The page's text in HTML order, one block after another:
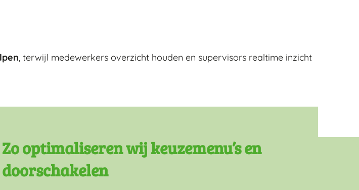
, terwijl medewerkers overzicht houden en supervisors realtime inzicht
Zo optimaliseren wij keuzemenu’s en
doorschakelen